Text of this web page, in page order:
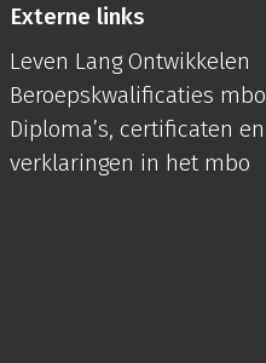
Externe links
Leven Lang Ontwikkelen
Beroepskwalificaties mbo
Diploma’s, certificaten en
verklaringen in het mbo